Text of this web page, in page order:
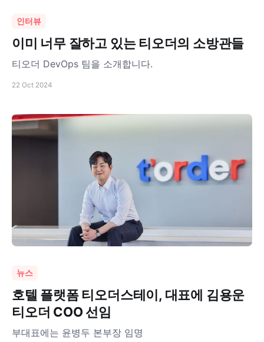
인터뷰
이미 너무 잘하고 있는 티오더의 소방관들
티오더 DevOps 팀을 소개합니다.
22 Oct 2024
뉴스
호텔 플랫폼 티오더스테이, 대표에 김용운
티오더 COO 선임
부대표에는 윤병두 본부장 임명